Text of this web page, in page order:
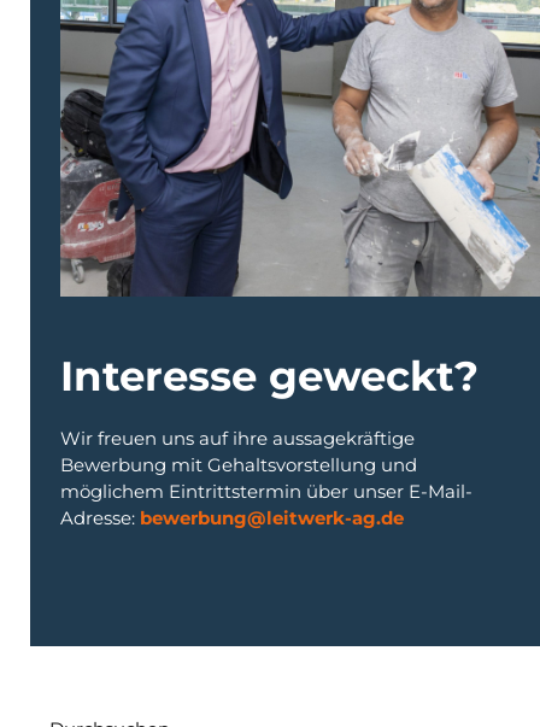
Interesse geweckt?
Wir freuen uns auf ihre aussagekräftige
Bewerbung mit Gehaltsvorstellung und
möglichem Eintrittstermin über unser E-Mail-
Adresse: bewerbung@leitwerk-ag.de